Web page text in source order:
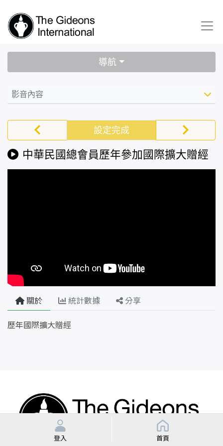
導航
影音內容
中華民國總會員歷年參加國際擴大贈經
設定完成
關於 統計數據 分享
歷年國際擴大贈經
登入 首頁